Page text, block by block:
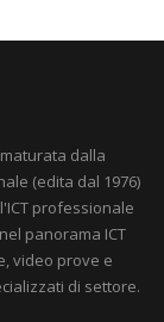
dalla
(edita dal 1976)
professionale
panorama ICT
video prove e
di settore.